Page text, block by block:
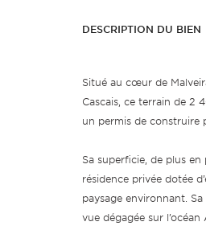
DESCRIPTION DU BIEN
Situé au cœur de
Cascais, ce terrain de 2
un permis de construire
Sa superficie, de plus
résidence privée dotée
paysage environnant.
vue dégagée sur